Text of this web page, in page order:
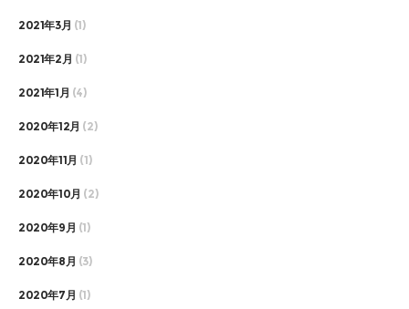
2021年3月 (1)
2021年2月 (1)
2021年1月 (4)
2020年12月 (2)
2020年11月 (1)
2020年10月 (2)
2020年9月 (1)
2020年8月 (3)
2020年7月 (1)